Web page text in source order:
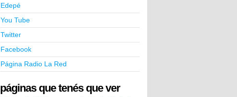
Edepé
You Tube
Twitter
Facebook
Página Radio La Red
páginas que tenés que ver